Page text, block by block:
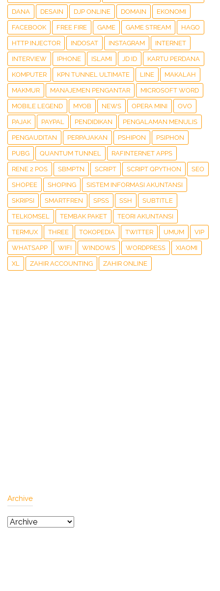
DANA DESAIN DJP ONLINE DOMAIN EKONOMI
FACEBOOK FREE FIRE GAME GAME STREAM HAGO
HTTP INJECTOR INDOSAT INSTAGRAM INTERNET
INTERVIEW IPHONE ISLAMI JD ID KARTU PERDANA
KOMPUTER KPN TUNNEL ULTIMATE LINE MAKALAH
MAKMUR MANAJEMEN PENGANTAR MICROSOFT WORD
MOBILE LEGEND MYOB NEWS OPERA MINI OVO
PAJAK PAYPAL PENDIDIKAN PENGALAMAN MENULIS
PENGAUDITAN PERPAJAKAN PSHIPON PSIPHON
PUBG QUANTUM TUNNEL RAFINTERNET APPS
RENE 2 POS SBMPTN SCRIPT SCRIPT QPYTHON SEO
SHOPEE SHOPING SISTEM INFORMASI AKUNTANSI
SKRIPSI SMARTFREN SPSS SSH SUBTITLE
TELKOMSEL TEMBAK PAKET TEORI AKUNTANSI
TERMUX THREE TOKOPEDIA TWITTER UMUM VIP
WHATSAPP WIFI WINDOWS WORDPRESS XIAOMI
XL ZAHIR ACCOUNTING ZAHIR ONLINE
Archive